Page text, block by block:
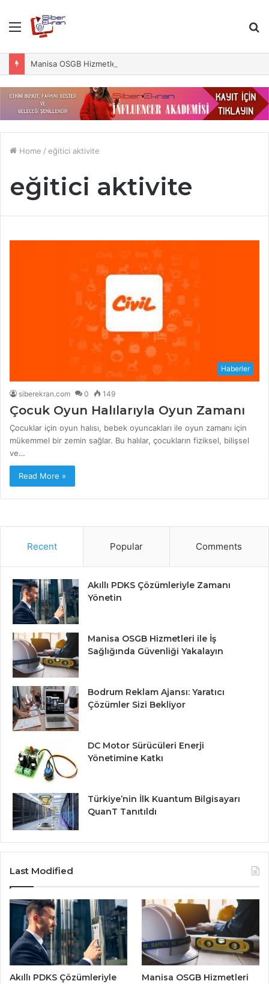
Menu
Home / eğitici aktivite
eğitici aktivite
Haberler
siberekran.com 0 149
Çocuk Oyun Halılarıyla Oyun Zamanı
Çocuklar için oyun halısı, bebek oyuncakları ile oyun zamanı için
mükemmel bir zemin sağlar. Bu halılar, çocukların fiziksel, bilişsel
ve…
Read More »
Recent Popular Comments
Akıllı PDKS Çözümleriyle Zamanı
Yönetin
Manisa OSGB Hizmetleri ile İş
Sağlığında Güvenliği Yakalayın
Bodrum Reklam Ajansı: Yaratıcı
Çözümler Sizi Bekliyor
DC Motor Sürücüleri Enerji
Yönetimine Katkı
Türkiye’nin İlk Kuantum Bilgisayarı
QuanT Tanıtıldı
Last Modified
Akıllı PDKS Çözümleriyle
Manisa OSGB Hizmetleri